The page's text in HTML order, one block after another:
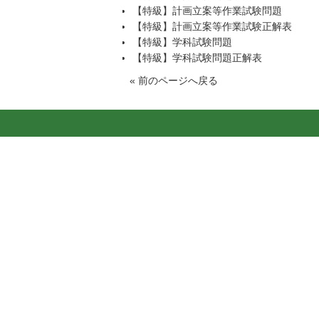
【特級】計画立案等作業試験問題
【特級】計画立案等作業試験正解表
【特級】学科試験問題
【特級】学科試験問題正解表
« 前のページへ戻る